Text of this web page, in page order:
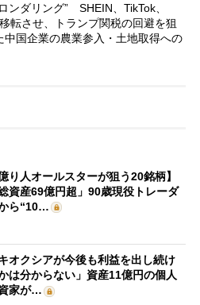
ンダリング” SHEIN、TikTok、
転させ、トランプ関税の回避を狙
国企業の農業参入・土地取得への
億り人オールスターが狙う20銘柄】
総資産69億円超」90歳現役トレーダ
ら“10…
キオクシアが今後も利益を出し続け
は分からない」資産11億円の個人
家が…